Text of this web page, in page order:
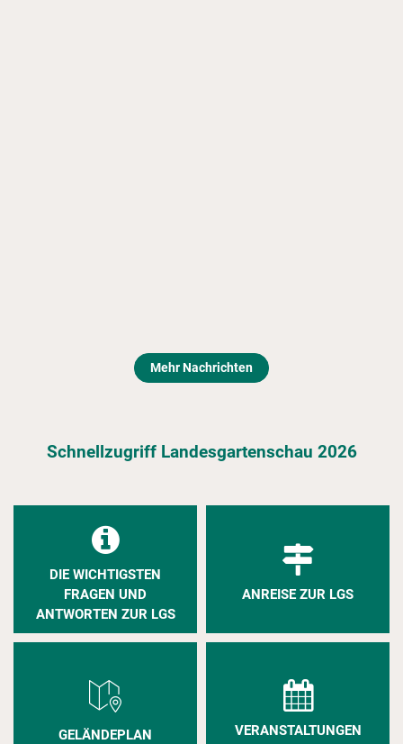
Mehr Nachrichten
Schnellzugriff Landesgartenschau 2026
DIE WICHTIGSTEN
FRAGEN UND
ANTWORTEN ZUR LGS
ANREISE ZUR LGS
GELÄNDEPLAN VERANSTALTUNGEN